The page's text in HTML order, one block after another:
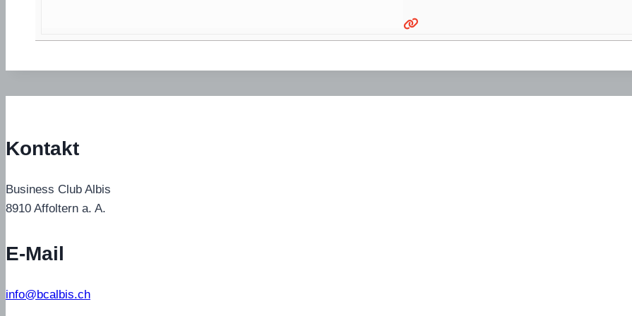
Kontakt
Business Club Albis
8910 Affoltern a. A.
E-Mail
info@bcalbis.ch